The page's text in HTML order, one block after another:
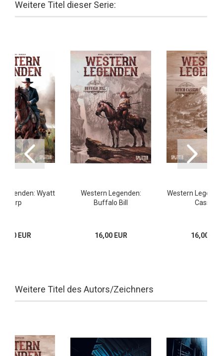
Weitere Titel dieser Serie:
Legenden: Wyatt
Earp
EUR
Western Legenden:
Buffalo Bill
16,00 EUR
Western
Cassidy
16,00
Weitere Titel des Autors/Zeichners